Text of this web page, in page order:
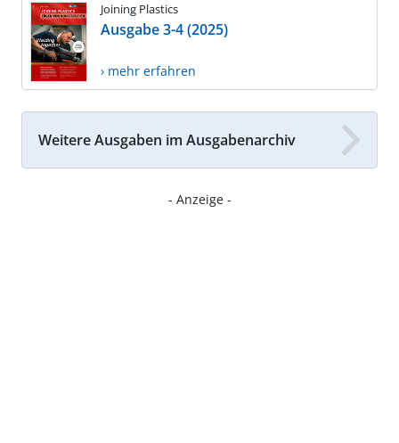
Joining Plastics
Ausgabe 3-4 (2025)
› mehr erfahren
Weitere Ausgaben im Ausgabenarchiv
- Anzeige -